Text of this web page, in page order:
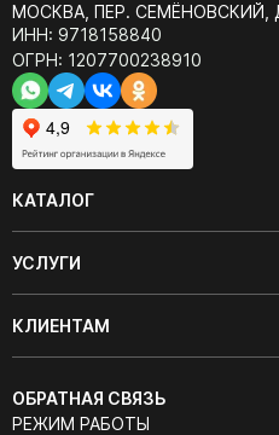
МОСКВА, ПЕР. СЕМЁНОВСКИЙ,
ИНН: 9718158840
ОГРН: 1207700238910
КАТАЛОГ
УСЛУГИ
КЛИЕНТАМ
ОБРАТНАЯ СВЯЗЬ
РЕЖИМ РАБОТЫ